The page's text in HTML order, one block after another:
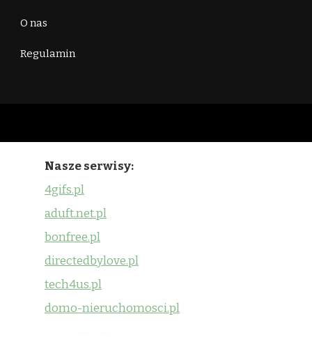
O nas
Regulamin
Nasze serwisy:
4gifs.pl
aduft.net.pl
bonfree.pl
directedbylove.pl
tech4us.pl
domo-nieruchomosci.pl